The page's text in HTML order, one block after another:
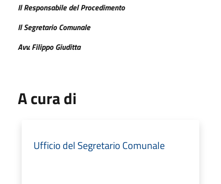
Il Responsabile del Procedimento
Il Segretario Comunale
Avv. Filippo Giuditta
A cura di
Ufficio del Segretario Comunale